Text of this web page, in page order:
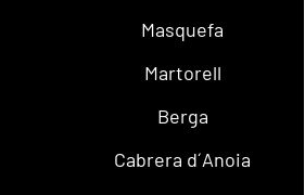
Masquefa
Martorell
Berga
Cabrera d´Anoia